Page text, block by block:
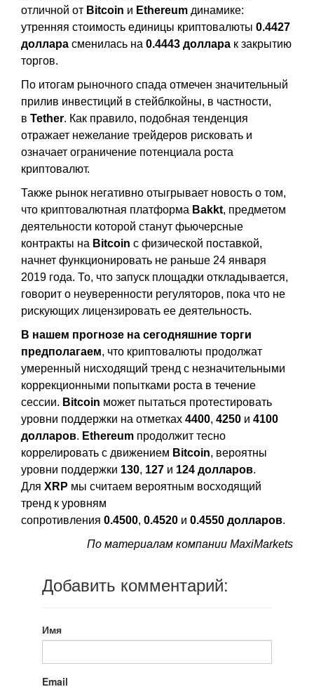
отличной от Bitcoin и Ethereum динамике:
утренняя стоимость единицы криптовалюты 0.4427
доллара сменилась на 0.4443 доллара к закрытию
торгов.
По итогам рыночного спада отмечен значительный
прилив инвестиций в стейблкойны, в частности,
в Tether. Как правило, подобная тенденция
отражает нежелание трейдеров рисковать и
означает ограничение потенциала роста
криптовалют.
Также рынок негативно отыгрывает новость о том,
что криптовалютная платформа Bakkt, предметом
деятельности которой станут фьючерсные
контракты на Bitcoin с физической поставкой,
начнет функционировать не раньше 24 января
2019 года. То, что запуск площадки откладывается,
говорит о неуверенности регуляторов, пока что не
рискующих лицензировать ее деятельность.
В нашем прогнозе на сегодняшние торги
предполагаем, что криптовалюты продолжат
умеренный нисходящий тренд с незначительными
коррекционными попытками роста в течение
сессии. Bitcoin может пытаться протестировать
уровни поддержки на отметках 4400, 4250 и 4100
долларов. Ethereum продолжит тесно
коррелировать с движением Bitcoin, вероятны
уровни поддержки 130, 127 и 124 долларов.
Для XRP мы считаем вероятным восходящий
тренд к уровням
сопротивления 0.4500, 0.4520 и 0.4550 долларов.
По материалам компании MaxiMarkets
Добавить комментарий:
Имя
Email